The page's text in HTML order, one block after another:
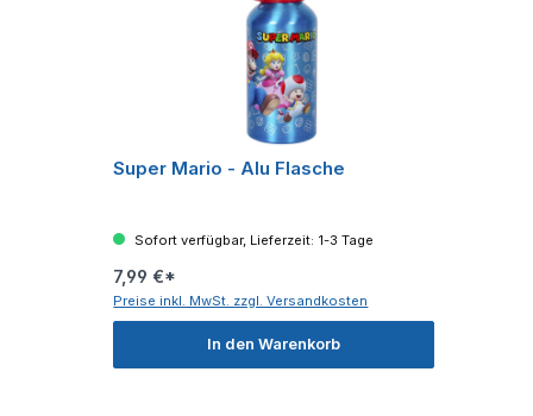
Super Mario - Alu Flasche
Sofort verfügbar, Lieferzeit: 1-3 Tage
7,99 €*
Preise inkl. MwSt. zzgl. Versandkosten
In den Warenkorb